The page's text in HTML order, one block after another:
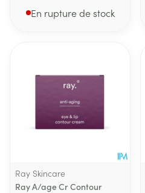
En rupture de stock
Ray Skincare
Ray A/age Cr Contour